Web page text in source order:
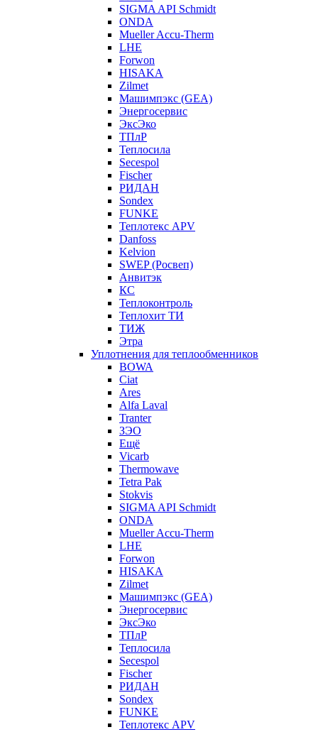
SIGMA API Schmidt
ONDA
Mueller Accu-Therm
LHE
Forwon
HISAKA
Zilmet
Машимпэкс (GEA)
Энергосервис
ЭксЭко
ТПлР
Теплосила
Secespol
Fischer
РИДАН
Sondex
FUNKE
Теплотекс APV
Danfoss
Kelvion
SWEP (Росвеп)
Анвитэк
КС
Теплоконтроль
Теплохит ТИ
ТИЖ
Этра
Уплотнения для теплообменников
BOWA
Ciat
Ares
Alfa Laval
Tranter
ЗЭО
Ещё
Vicarb
Thermowave
Tetra Pak
Stokvis
SIGMA API Schmidt
ONDA
Mueller Accu-Therm
LHE
Forwon
HISAKA
Zilmet
Машимпэкс (GEA)
Энергосервис
ЭксЭко
ТПлР
Теплосила
Secespol
Fischer
РИДАН
Sondex
FUNKE
Теплотекс APV